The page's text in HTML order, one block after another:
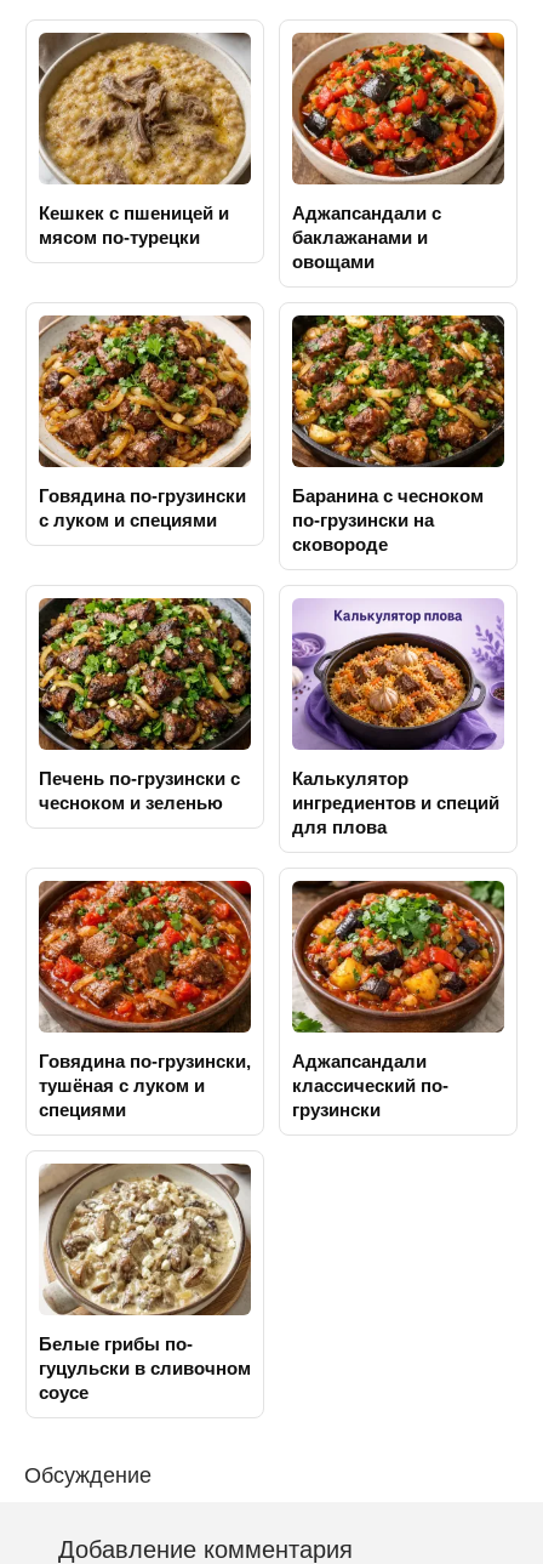
Кешкек с пшеницей и
мясом по-турецки
Аджапсандали с
баклажанами и
овощами
Говядина по-грузински
с луком и специями
Баранина с чесноком
по-грузински на
сковороде
Печень по-грузински с
чесноком и зеленью
Калькулятор
ингредиентов и специй
для плова
Говядина по-грузински,
тушёная с луком и
специями
Аджапсандали
классический по-
грузински
Белые грибы по-
гуцульски в сливочном
соусе
Обсуждение
Добавление комментария